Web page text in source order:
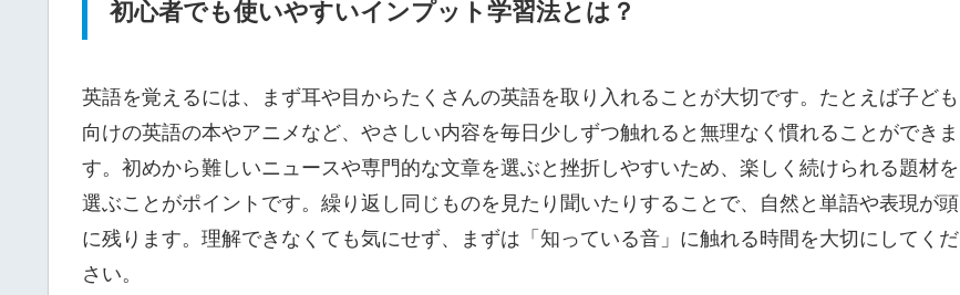
初心者でも使いやすいインプット学習法とは？
英語を覚えるには、まず耳や目からたくさんの英語を取り入れることが大切です。たとえば子ども
向けの英語の本やアニメなど、やさしい内容を毎日少しずつ触れると無理なく慣れることができま
す。初めから難しいニュースや専門的な文章を選ぶと挫折しやすいため、楽しく続けられる題材を
選ぶことがポイントです。繰り返し同じものを見たり聞いたりすることで、自然と単語や表現が頭
に残ります。理解できなくても気にせず、まずは「知っている音」に触れる時間を大切にしてくだ
さい。